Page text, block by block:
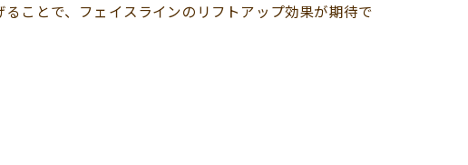
ことで、フェイスラインのリフトアップ効果が期待で